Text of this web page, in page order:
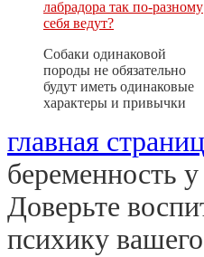
лабрадора так по-разному
себя ведут?
Собаки одинаковой
породы не обязательно
будут иметь одинаковые
характеры и привычки
главная
беременность
Доверьте
психику